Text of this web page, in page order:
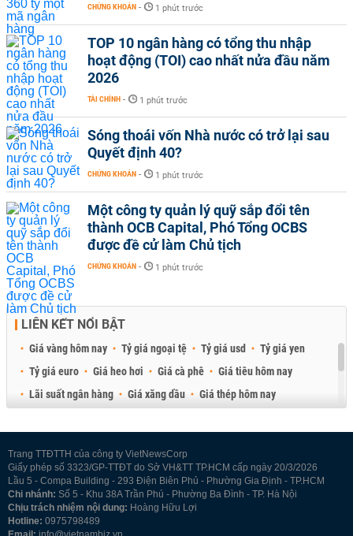
CHỨNG KHOÁN - 1 phút trước
TOP 10 ngân hàng có tổng thu nhập
hoạt động (TOI) cao nhất nửa đầu năm
2026
TÀI CHÍNH - 1 phút trước
Sóng thoái vốn Nhà nước có trở lại sau
Quyết định 40?
CHỨNG KHOÁN - 1 phút trước
Một công ty quản lý quỹ sắp đổi tên
thành OCB Capital, Phó Tổng OCBS
được đề cử làm Chủ tịch
CHỨNG KHOÁN - 1 phút trước
LIÊN KẾT NỔI BẬT
Giá vàng hôm nay Tỷ giá ngoại tệ Tỷ giá usd
Tỷ giá yen
Tỷ giá euro
Giá heo hơi Giá cà phê
Giá tiêu hôm nay
Lãi suất ngân hàng
Giá xăng dầu
Giá thép hôm nay
Trang TTĐTTH của công ty VietNewsCorp
Giấy phép số 3323/GP-TTĐT do Sở VH&TT TP.HCM cấp ngày 20/3/2026
Lầu 5 - Compa Building - 293 Điện Biên Phủ - Phường Gia Định - TP.HCM
Chi nhánh: Số 5 - Khu 38A Trần Phú - Phường Ba Đình - TP. Hà Nội
Chịu trách nhiệm nội dung: Hoàng Hữu Lợi
Hotline: 0975798489